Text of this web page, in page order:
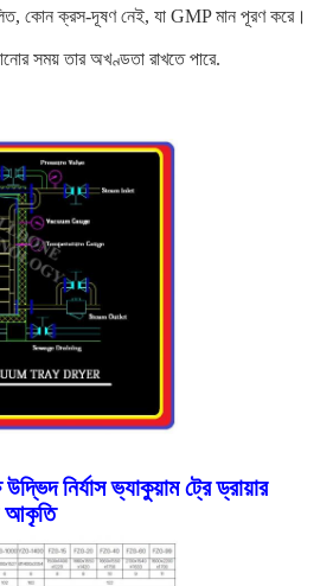
কোন ক্রস-দূষণ নেই, যা GMP মান পূরণ করে।
সময় তার অখণ্ডতা রাখতে পারে.
নির্যাস ভ্যাকুয়াম ট্রে ড্রায়ার
আকৃতি